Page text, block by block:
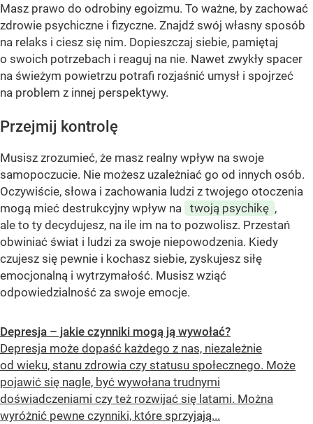
Masz prawo do odrobiny egoizmu. To ważne, by zachować
zdrowie psychiczne i fizyczne. Znajdź swój własny sposób
na relaks i ciesz się nim. Dopieszczaj siebie, pamiętaj
o swoich potrzebach i reaguj na nie. Nawet zwykły spacer
na świeżym powietrzu potrafi rozjaśnić umysł i spojrzeć
na problem z innej perspektywy.
Przejmij kontrolę
Musisz zrozumieć, że masz realny wpływ na swoje
samopoczucie. Nie możesz uzależniać go od innych osób.
Oczywiście, słowa i zachowania ludzi z twojego otoczenia
mogą mieć destrukcyjny wpływ na
twoją psychikę ,
ale to ty decydujesz, na ile im na to pozwolisz. Przestań
obwiniać świat i ludzi za swoje niepowodzenia. Kiedy
czujesz się pewnie i kochasz siebie, zyskujesz siłę
emocjonalną i wytrzymałość. Musisz wziąć
odpowiedzialność za swoje emocje.
Depresja – jakie czynniki mogą ją wywołać?
Depresja może dopaść każdego z nas, niezależnie
od wieku, stanu zdrowia czy statusu społecznego. Może
pojawić się nagle, być wywołana trudnymi
doświadczeniami czy też rozwijać się latami. Można
wyróżnić pewne czynniki, które sprzyjają...